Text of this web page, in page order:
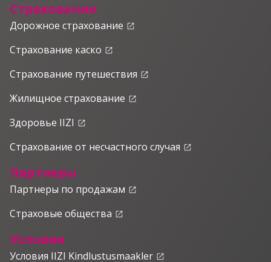
Страхование
Дорожное страхование launch
Страхование каско launch
Страхование путешествия launch
Жилищное страхование launch
Здоровье IIZI launch
Страхование от несчастного случая launch
Партнеры
Партнеры по продажам launch
Страховые общества launch
Условия
Условия IIZI Kindlustusmaakler launch